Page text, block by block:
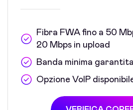
Fibra FWA fino a 50
20 Mbps in upload
Banda minima garantita
Opzione VoIP